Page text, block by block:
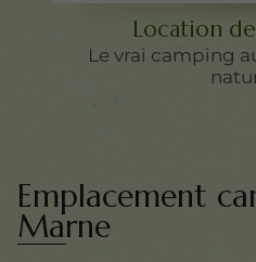
Location
Le vrai camping
Emplacement
Marne